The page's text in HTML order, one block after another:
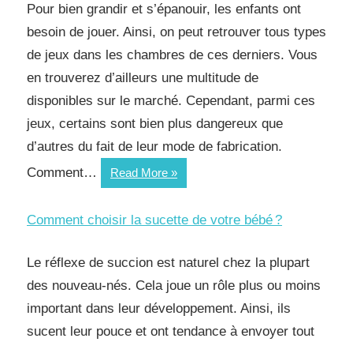
Pour bien grandir et s’épanouir, les enfants ont
besoin de jouer. Ainsi, on peut retrouver tous types
de jeux dans les chambres de ces derniers. Vous
en trouverez d’ailleurs une multitude de
disponibles sur le marché. Cependant, parmi ces
jeux, certains sont bien plus dangereux que
d’autres du fait de leur mode de fabrication.
Comment…
Read More Comment
reconnaître
les
Comment choisir la sucette de votre bébé ?
Le réflexe de succion est naturel chez la plupart
des nouveau-nés. Cela joue un rôle plus ou moins
important dans leur développement. Ainsi, ils
sucent leur pouce et ont tendance à envoyer tout